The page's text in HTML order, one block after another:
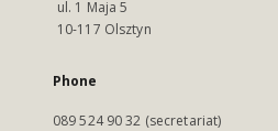
ul. 1 Maja 5
10-117 Olsztyn
Phone
089 524 90 32 (secretariat)